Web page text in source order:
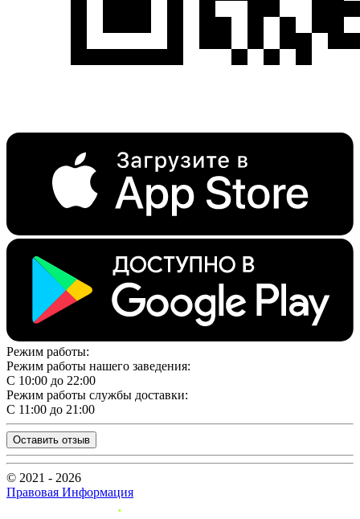
Режим работы:
Режим работы нашего заведения:
С 10:00 до 22:00
Режим работы службы доставки:
С 11:00 до 21:00
Оставить отзыв
© 2021 - 2026
Правовая Информация